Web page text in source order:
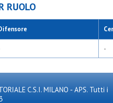
RUOLO
-
C.S.I. MILANO - APS. Tutti i